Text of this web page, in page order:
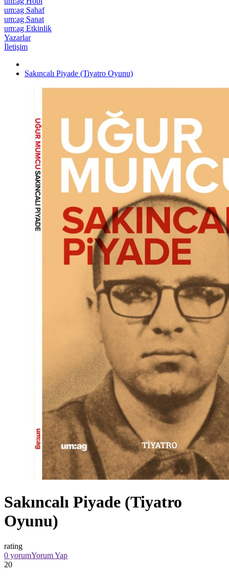
um:ag Sahaf
um:ag Sanat
um:ag Etkinlik
Yazarlar
İletişim
Sakıncalı Piyade (Tiyatro Oyunu)
Sakıncalı Piyade (Tiyatro
Oyunu)
rating
0 yorumYorum Yap
20